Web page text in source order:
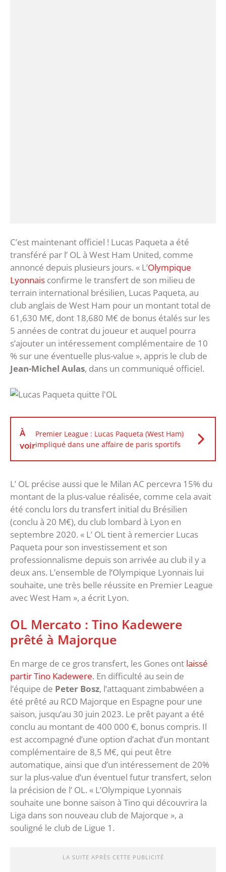
C’est maintenant officiel ! Lucas Paqueta a été
transféré par l’ OL à West Ham United, comme
annoncé depuis plusieurs jours. « L’Olympique
Lyonnais confirme le transfert de son milieu de
terrain international brésilien, Lucas Paqueta, au
club anglais de West Ham pour un montant total de
61,630 M€, dont 18,680 M€ de bonus étalés sur les
5 années de contrat du joueur et auquel pourra
s’ajouter un intéressement complémentaire de 10
% sur une éventuelle plus-value », appris le club de
Jean-Michel Aulas, dans un communiqué officiel.
À
voir
Premier League : Lucas Paqueta (West Ham)
impliqué dans une affaire de paris sportifs
L’ OL précise aussi que le Milan AC percevra 15% du
montant de la plus-value réalisée, comme cela avait
été conclu lors du transfert initial du Brésilien
(conclu à 20 M€), du club lombard à Lyon en
septembre 2020. « L’ OL tient à remercier Lucas
Paqueta pour son investissement et son
professionnalisme depuis son arrivée au club il y a
deux ans. L’ensemble de l’Olympique Lyonnais lui
souhaite, une très belle réussite en Premier League
avec West Ham », a écrit Lyon.
OL Mercato : Tino Kadewere
prêté à Majorque
En marge de ce gros transfert, les Gones ont laissé
partir Tino Kadewere. En difficulté au sein de
l’équipe de Peter Bosz, l’attaquant zimbabwéen a
été prêté au RCD Majorque en Espagne pour une
saison, jusqu’au 30 juin 2023. Le prêt payant a été
conclu au montant de 400 000 €, bonus compris. Il
est accompagné d’une option d’achat d’un montant
complémentaire de 8,5 M€, qui peut être
automatique, ainsi que d’un intéressement de 20%
sur la plus-value d’un éventuel futur transfert, selon
la précision de l’ OL. « L’Olympique Lyonnais
souhaite une bonne saison à Tino qui découvrira la
Liga dans son nouveau club de Majorque », a
souligné le club de Ligue 1.
LA SUITE APRÈS CETTE PUBLICITÉ